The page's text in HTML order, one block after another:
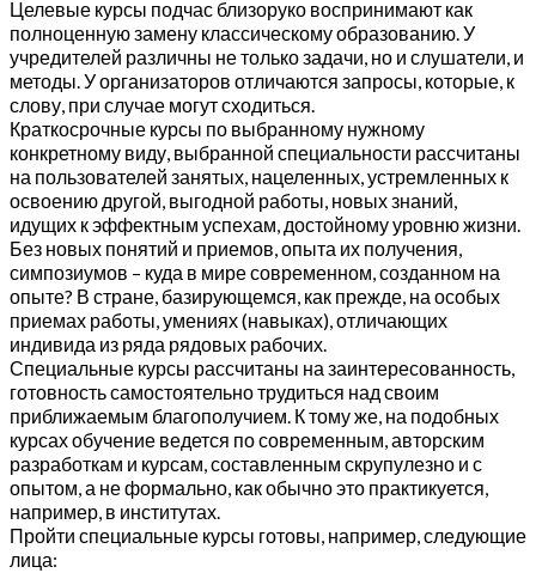
Целевые курсы подчас близоруко воспринимают как
полноценную замену классическому образованию. У
учредителей различны не только задачи, но и слушатели, и
методы. У организаторов отличаются запросы, которые, к
слову, при случае могут сходиться.
Краткосрочные курсы по выбранному нужному
конкретному виду, выбранной специальности рассчитаны
на пользователей занятых, нацеленных, устремленных к
освоению другой, выгодной работы, новых знаний,
идущих к эффектным успехам, достойному уровню жизни.
Без новых понятий и приемов, опыта их получения,
симпозиумов – куда в мире современном, созданном на
опыте? В стране, базирующемся, как прежде, на особых
приемах работы, умениях (навыках), отличающих
индивида из ряда рядовых рабочих.
Специальные курсы рассчитаны на заинтересованность,
готовность самостоятельно трудиться над своим
приближаемым благополучием. К тому же, на подобных
курсах обучение ведется по современным, авторским
разработкам и курсам, составленным скрупулезно и с
опытом, а не формально, как обычно это практикуется,
например, в институтах.
Пройти специальные курсы готовы, например, следующие
лица: